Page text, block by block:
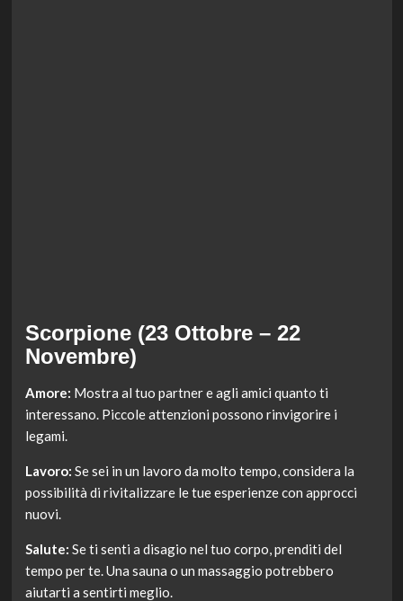
Scorpione (23 Ottobre – 22
Novembre)
Amore: Mostra al tuo partner e agli amici quanto ti
interessano. Piccole attenzioni possono rinvigorire i
legami.
Lavoro: Se sei in un lavoro da molto tempo, considera la
possibilità di rivitalizzare le tue esperienze con approcci
nuovi.
Salute: Se ti senti a disagio nel tuo corpo, prenditi del
tempo per te. Una sauna o un massaggio potrebbero
aiutarti a sentirti meglio.